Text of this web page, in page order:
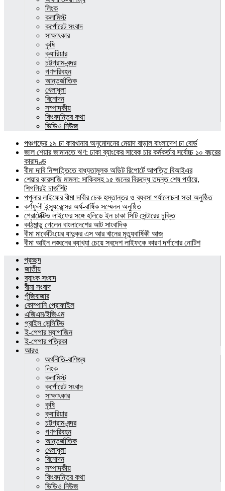
লিংক
কলামিস্ট
কর্পোরেট সংবাদ
সাক্ষাৎকার
কৃষি
ক্যারিয়ার
চট্টগ্রাম-বন্দর
গণপরিবহন
আন্তর্জাতিক
খেলাধুলা
বিনোদন
সম্পাদকীয়
কিংবদন্তির কথা
ভিডিও নিউজ
পঞ্চগড়ের ১৯ চা কারখানার অনুমোদনের মেয়াদ বাড়াল বাংলাদেশ চা বোর্ড
জাল শেয়ার জামানতে ঋণ: ঢাকা ব্যাংকের সাবেক চার কর্মকর্তার সর্বোচ্চ ১০ বছরের
কারাদণ্ড
বীমা দাবি নিষ্পত্তিতে বাধ্যতামূলক অডিট রিপোর্টে আপত্তি বিআইএর
শেয়ার কারসাজি মামলা: সাকিবসহ ১৫ জনের বিরুদ্ধে তদন্ত শেষ পর্যায়ে,
শিগগিরই চার্জশিট
পপুলার লাইফের বীমা দাবীর চেক হস্তান্তর ও ব্যবসা পর্যালোচনা সভা অনুষ্ঠিত
কর্ণফুলী ইন্স্যুরেন্সের অর্ধ-বার্ষিক সম্মেলন অনুষ্ঠিত
প্রোটেক্টিভ লাইফের সঙ্গে হলিডে ইন ঢাকা সিটি সেন্টারের চুক্তি
কাঠমান্ডু গেলেন বাংলাদেশের আট সাংবাদিক
বীমা মার্কেটিংয়ের যাদুকর এস আর খানের মৃত্যুবার্ষিকী আজ
বীমা আইন লঙ্ঘনের ব্যাখ্যা চেয়ে স্বদেশ লাইফকে কারণ দর্শানোর নোটিশ
প্রচ্ছদ
জাতীয়
ব্যাংক সংবাদ
বীমা সংবাদ
পুঁজিবাজার
কোম্পানি প্রোফাইল
এজিএম/ইজিএম
প্রাইস সেন্সিটিভ
ই-পেপার ম্যাগাজিন
ই-পেপার পত্রিকা
আরও
অর্থনীতি-বাণিজ্য
লিংক
কলামিস্ট
কর্পোরেট সংবাদ
সাক্ষাৎকার
কৃষি
ক্যারিয়ার
চট্টগ্রাম-বন্দর
গণপরিবহন
আন্তর্জাতিক
খেলাধুলা
বিনোদন
সম্পাদকীয়
কিংবদন্তির কথা
ভিডিও নিউজ